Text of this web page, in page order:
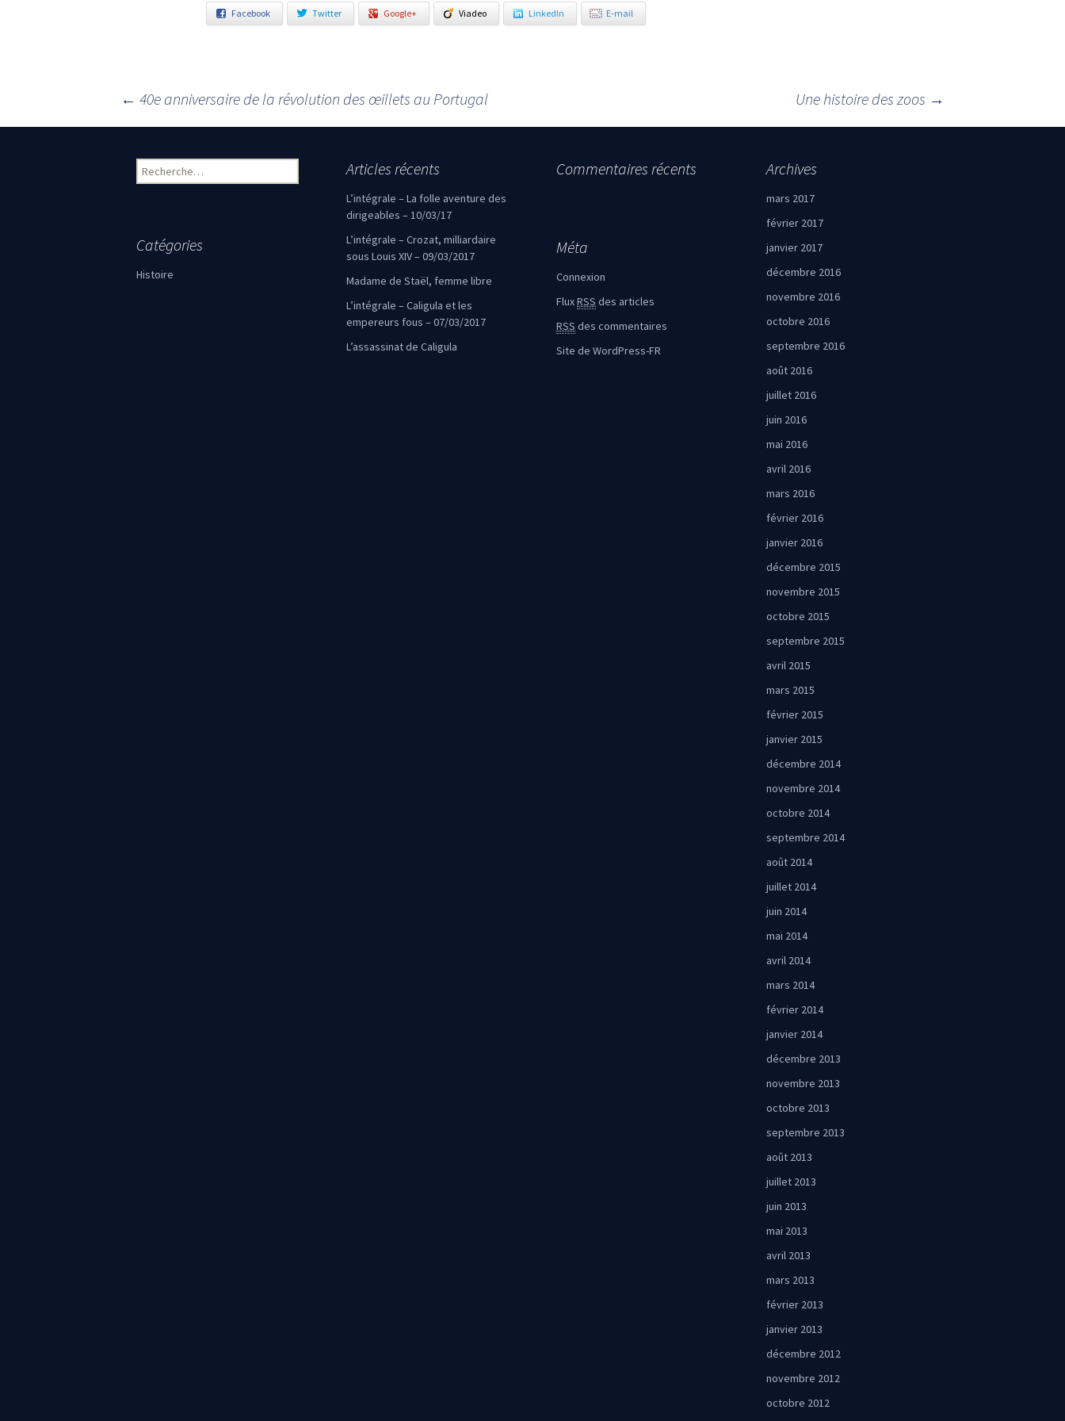
Facebook Twitter Google+ Viadeo LinkedIn E-mail
Navigation des articles
← 40e anniversaire de la révolution des œillets au Portugal Une histoire des zoos →
Rechercher : Articles récents
L’intégrale – La folle aventure des
dirigeables – 10/03/17
L’intégrale – Crozat, milliardaire
sous Louis XIV – 09/03/2017
Madame de Staël, femme libre
L’intégrale – Caligula et les
empereurs fous – 07/03/2017
L’assassinat de Caligula
Commentaires récents Archives
mars 2017
février 2017
janvier 2017
décembre 2016
novembre 2016
octobre 2016
septembre 2016
août 2016
juillet 2016
juin 2016
mai 2016
avril 2016
mars 2016
février 2016
janvier 2016
décembre 2015
novembre 2015
octobre 2015
septembre 2015
avril 2015
mars 2015
février 2015
janvier 2015
décembre 2014
novembre 2014
octobre 2014
septembre 2014
août 2014
juillet 2014
juin 2014
mai 2014
avril 2014
mars 2014
février 2014
janvier 2014
décembre 2013
novembre 2013
octobre 2013
septembre 2013
août 2013
juillet 2013
juin 2013
mai 2013
avril 2013
mars 2013
février 2013
janvier 2013
décembre 2012
novembre 2012
octobre 2012
Catégories
Histoire
Méta
Connexion
FluxRSS des articles
RSS des commentaires
Site de WordPress-FR